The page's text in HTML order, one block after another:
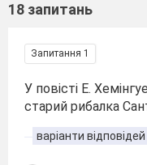
18 запитань
Запитання 1
У повісті Е.
старий рибалка
варіанти відповідей